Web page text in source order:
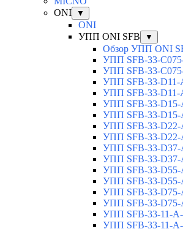
ONI
▼
ONI
УПП ONI SFB
▼
Обзор УПП ONI
УПП SFB-33-
УПП SFB-33-
УПП SFB-33-D11-
УПП SFB-33-D11-
УПП SFB-33-D15-
УПП SFB-33-D15-
УПП SFB-33-D22-
УПП SFB-33-D22-
УПП SFB-33-D37-
УПП SFB-33-D37-
УПП SFB-33-D55-
УПП SFB-33-D55-
УПП SFB-33-D75-
УПП SFB-33-D75-
УПП SFB-33-11-
УПП SFB-33-11-